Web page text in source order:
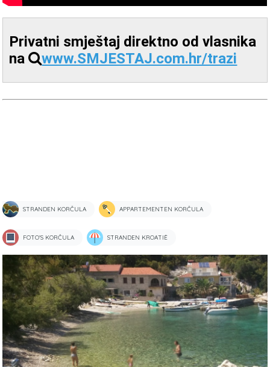
Privatni smještaj direktno od vlasnika
na
www.SMJESTAJ.com.hr/trazi
STRANDEN KORČULA APPARTEMENTEN KORČULA
FOTO'S KORČULA STRANDEN KROATIË